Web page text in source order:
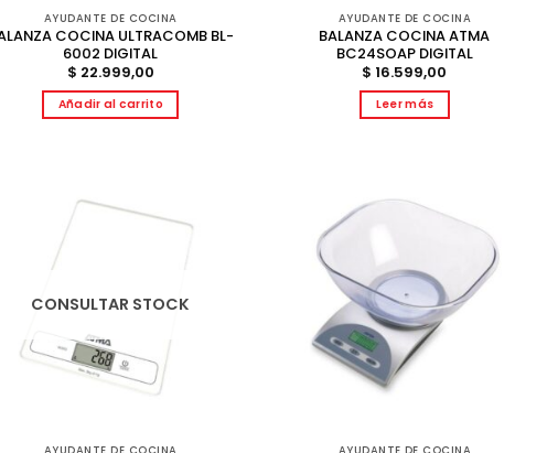
AYUDANTE DE COCINA
COCINA ULTRACOMB BL-
6002 DIGITAL
$ 22.999,00
Añadir al carrito
AYUDANTE DE COCINA
BALANZA COCINA ATMA
BC24SOAP DIGITAL
$ 16.599,00
Leer más
CONSULTAR STOCK